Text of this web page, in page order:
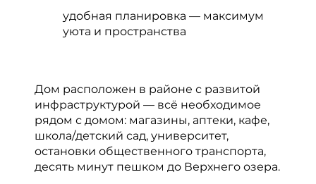
удобная планировка — максимум
уюта и пространства
Дом расположен в районе с развитой
инфраструктурой — всё необходимое
рядом с домом: магазины, аптеки, кафе,
школа/детский сад, университет,
остановки общественного транспорта,
десять минут пешком до Верхнего озера.